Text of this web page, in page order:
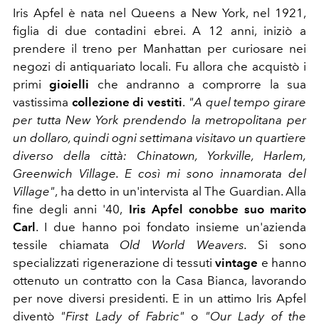
Iris Apfel è nata nel Queens a New York, nel 1921,
figlia di due contadini ebrei. A 12 anni, iniziò a
prendere il treno per Manhattan per curiosare nei
negozi di antiquariato locali. Fu allora che acquistò i
primigioielli che andranno a comprorre la sua
vastissima collezione di vestiti. "A quel tempo girare
per tutta New York prendendo la metropolitana per
un dollaro, quindi ogni settimana visitavo un quartiere
diverso della città: Chinatown, Yorkville, Harlem,
Greenwich Village. E così mi sono innamorata del
Village", ha detto in un'intervista al The Guardian.Alla
fine degli anni '40, Iris Apfel conobbe suo marito
Carl . I due hanno poi fondato insieme un'azienda
tessile chiamata Old World Weavers. Si sono
specializzati rigenerazione di tessuti vintage e hanno
ottenuto un contratto con la Casa Bianca, lavorando
per nove diversi presidenti. E in un attimo Iris Apfel
diventò "First Lady of Fabric" o "Our Lady of the